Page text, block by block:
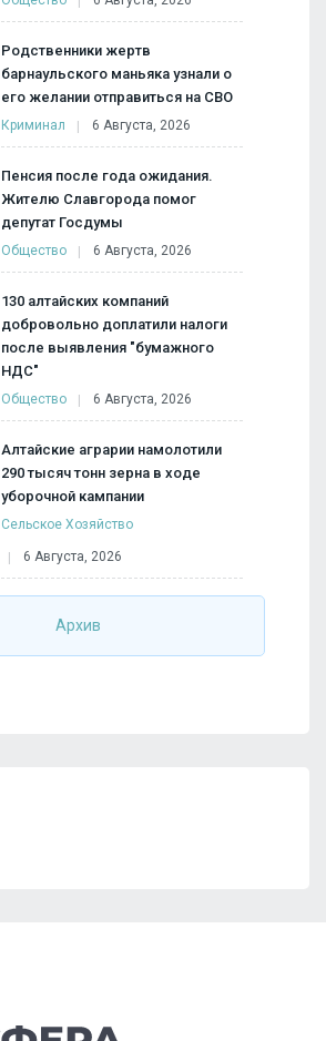
Родственники жертв
барнаульского маньяка узнали о
его желании отправиться на СВО
Криминал 6 Августа, 2026
Пенсия после года ожидания.
Жителю Славгорода помог
депутат Госдумы
Общество 6 Августа, 2026
130 алтайских компаний
добровольно доплатили налоги
после выявления "бумажного
НДС"
Общество 6 Августа, 2026
Алтайские аграрии намолотили
290 тысяч тонн зерна в ходе
уборочной кампании
Сельское Хозяйство
6 Августа, 2026
Архив